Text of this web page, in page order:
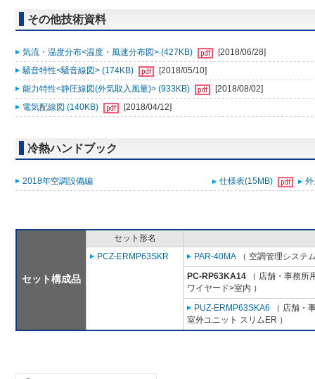
その他技術資料
気流・温度分布<温度・風速分布図> (427KB)
[2018/06/28]
騒音特性<騒音線図> (174KB)
[2018/05/10]
能力特性<静圧線図(外気取入風量)> (933KB)
[2018/08/02]
電気配線図 (140KB)
[2018/04/12]
冷熱ハンドブック
2018年空調設備編 仕様表(15MB)
セット構成品
セット形名
PCZ-ERMP63SKR
PAR-40MA （ 空調管理システ
PC-RP63KA14 （ 店舗・事務所
ワイヤード>室内 ）
PUZ-ERMP63SKA6 （ 店舗・
室外ユニット スリムER ）